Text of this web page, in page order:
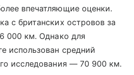
впечатляющие оценки.
с британских островов за
000 км. Однако для
использован средний
исследования — 70 900 км.